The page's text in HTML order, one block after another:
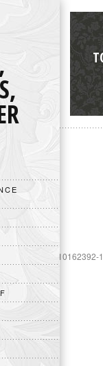
gtag/js?id=UA-10162392-1